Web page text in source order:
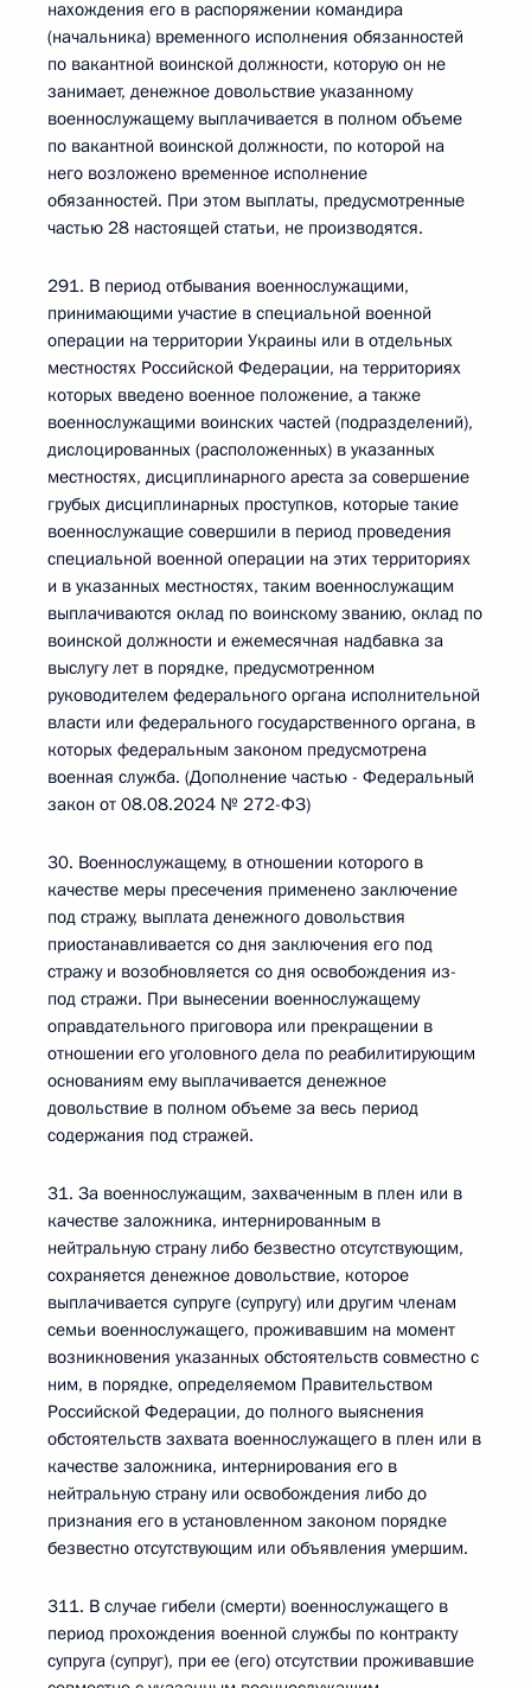
нахождения его в распоряжении командира
(начальника) временного исполнения обязанностей
по вакантной воинской должности, которую он не
занимает, денежное довольствие указанному
военнослужащему выплачивается в полном объеме
по вакантной воинской должности, по которой на
него возложено временное исполнение
обязанностей. При этом выплаты, предусмотренные
частью 28 настоящей статьи, не производятся.
291. В период отбывания военнослужащими,
принимающими участие в специальной военной
операции на территории Украины или в отдельных
местностях Российской Федерации, на территориях
которых введено военное положение, а также
военнослужащими воинских частей (подразделений),
дислоцированных (расположенных) в указанных
местностях, дисциплинарного ареста за совершение
грубых дисциплинарных проступков, которые такие
военнослужащие совершили в период проведения
специальной военной операции на этих территориях
и в указанных местностях, таким военнослужащим
выплачиваются оклад по воинскому званию, оклад по
воинской должности и ежемесячная надбавка за
выслугу лет в порядке, предусмотренном
руководителем федерального органа исполнительной
власти или федерального государственного органа, в
которых федеральным законом предусмотрена
военная служба. (Дополнение частью - Федеральный
закон от 08.08.2024 № 272-ФЗ)
30. Военнослужащему, в отношении которого в
качестве меры пресечения применено заключение
под стражу, выплата денежного довольствия
приостанавливается со дня заключения его под
стражу и возобновляется со дня освобождения из-
под стражи. При вынесении военнослужащему
оправдательного приговора или прекращении в
отношении его уголовного дела по реабилитирующим
основаниям ему выплачивается денежное
довольствие в полном объеме за весь период
содержания под стражей.
31. За военнослужащим, захваченным в плен или в
качестве заложника, интернированным в
нейтральную страну либо безвестно отсутствующим,
сохраняется денежное довольствие, которое
выплачивается супруге (супругу) или другим членам
семьи военнослужащего, проживавшим на момент
возникновения указанных обстоятельств совместно с
ним, в порядке, определяемом Правительством
Российской Федерации, до полного выяснения
обстоятельств захвата военнослужащего в плен или в
качестве заложника, интернирования его в
нейтральную страну или освобождения либо до
признания его в установленном законом порядке
безвестно отсутствующим или объявления умершим.
311. В случае гибели (смерти) военнослужащего в
период прохождения военной службы по контракту
супруга (супруг), при ее (его) отсутствии проживавшие